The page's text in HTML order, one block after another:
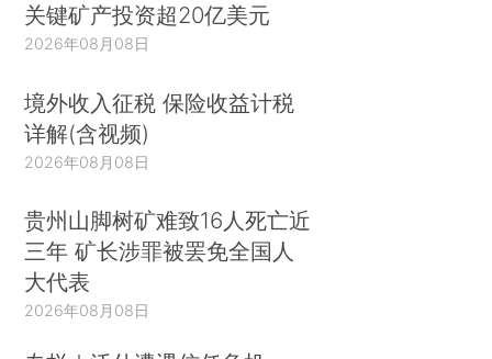
关键矿产投资超20亿美元
2026年08月08日
境外收入征税 保险收益计税
详解(含视频)
2026年08月08日
贵州山脚树矿难致16人死亡近
三年 矿长涉罪被罢免全国人
大代表
2026年08月08日